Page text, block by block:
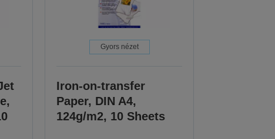
Gyors nézet
Iron-on-transfer
Paper, DIN A4,
124g/m2, 10 Sheets